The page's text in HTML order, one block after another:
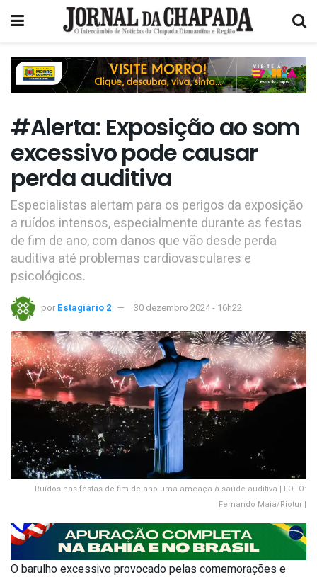
#Alerta: Exposição ao som
excessivo pode causar
perda auditiva
Especialistas alertam para os perigos da exposição
a ruídos intensos, especialmente durante as festas
de fim de ano, com danos que vão desde perda
auditiva até problemas cardiovasculares e
psicológicos.
por Estagiário 2 30 dezembro 2024 - 16h22
Ruídos nas festas de fim de ano uma ameaça à saúde auditiva | FOTO:
Fernando Maia/Riotur |
O barulho excessivo provocado pelas comemorações e